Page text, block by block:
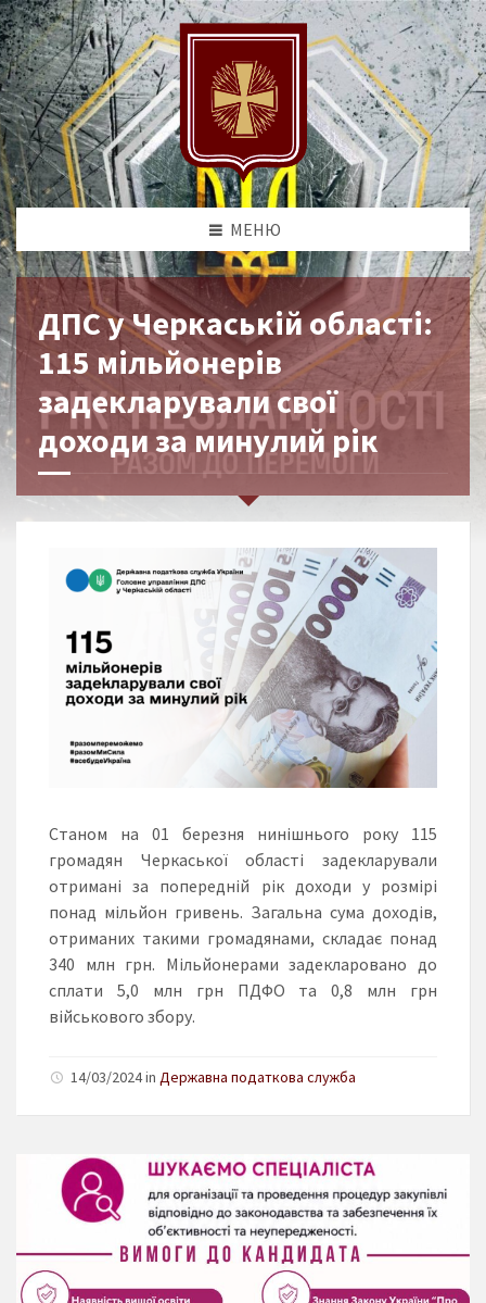
МЕНЮ
ДПС у Черкаській області:
115 мільйонерів
задекларували свої
доходи за минулий рік
Станом на 01 березня нинішнього року 115
громадян Черкаської області задекларували
отримані за попередній рік доходи у розмірі
понад мільйон гривень. Загальна сума доходів,
отриманих такими громадянами, складає понад
340 млн грн. Мільйонерами задекларовано до
сплати 5,0 млн грн ПДФО та 0,8 млн грн
військового збору.
14/03/2024 in Державна податкова служба